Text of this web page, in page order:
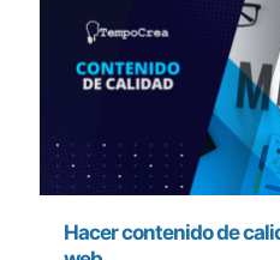
Hacer contenido de